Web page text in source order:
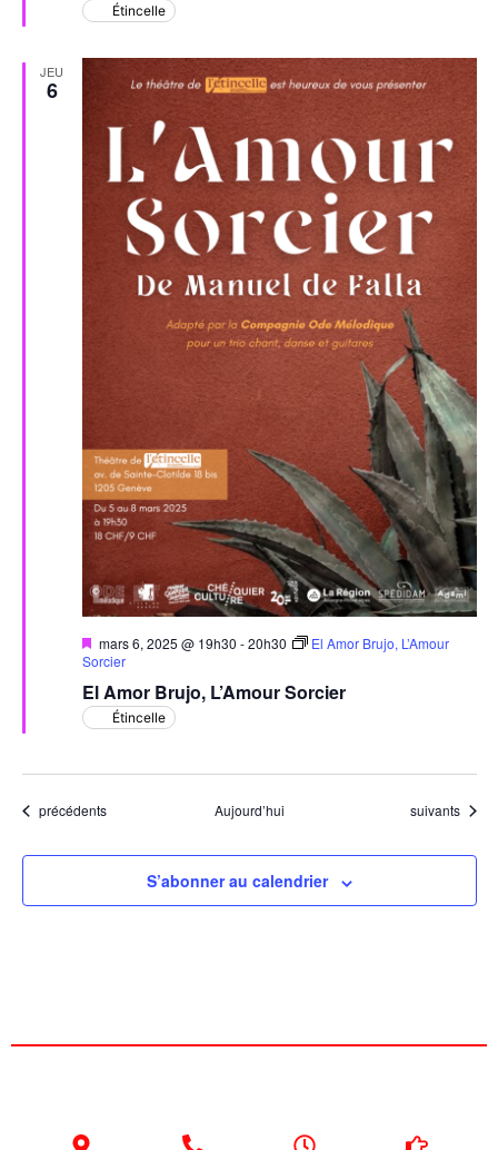
Étincelle
JEU
6
El Amor Brujo, L’Amour Sorcier
Mis
en
mars 6, 2025 @ 19h30 -20h30
El Amor Brujo, L’Amour
Sorcier
Étincelle
Évènements
précédents Aujourd’hui Évènements
suivants
S’abonner au calendrier